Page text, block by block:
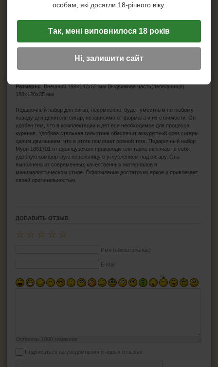
Страна изготовитель:Франция
Металл Алюминий
Состав:пепельница, гильотина, пирсер.
Размеры:Внешний 198х147х62 мм Выдвижная часть(пепельница)
188х120х35 мм
Подарочный набор для сигар, несомненно, будет уместным по любому
поводу для ценителя сигар, независимо от формата и их стоимости. Он
удобен тем, что в комплектации и дет все необходимое для процесса
курения. Удобная стальная гильотина обеспечит аккуратный срез сигары
одним движением, что в итоге помогает ровной тяге. Подарочный набор
Myon 1861701 от французского производителя также включает в себя
удобную комфортную пепельницу с углублением под сигару. Она
выполнена из современных качественных материалов в
минималистическом стиле. Оформление достаточно яркое и привлекает
своей оригинальностью.
ДОБАВИТЬ ОТЗЫВ
☆
☆
☆
☆
☆
Имя (обязательное)
E-Mail
Осталось: 1000 символов
Подписаться на уведомления о новых отзывах
особам, які досягли 18-річного віку.
Так, мені виповнилося 18 років
Ні, залишити сайт